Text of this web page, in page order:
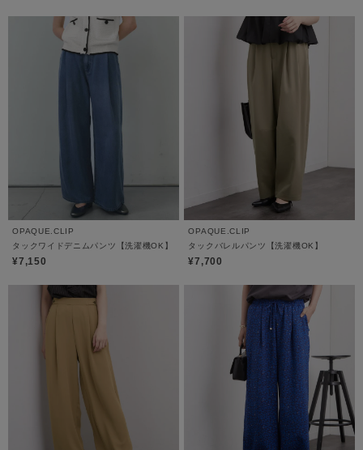
OPAQUE.CLIP
タックワイドデニムパンツ【洗濯機OK】
¥7,150
OPAQUE.CLIP
タックバレルパンツ【洗濯機OK】
¥7,700